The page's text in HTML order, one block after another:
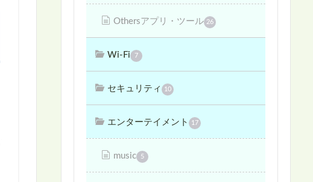
Othersアプリ・ツール 26
Wi-Fi 7
セキュリティ 10
エンターテイメント 17
music 5